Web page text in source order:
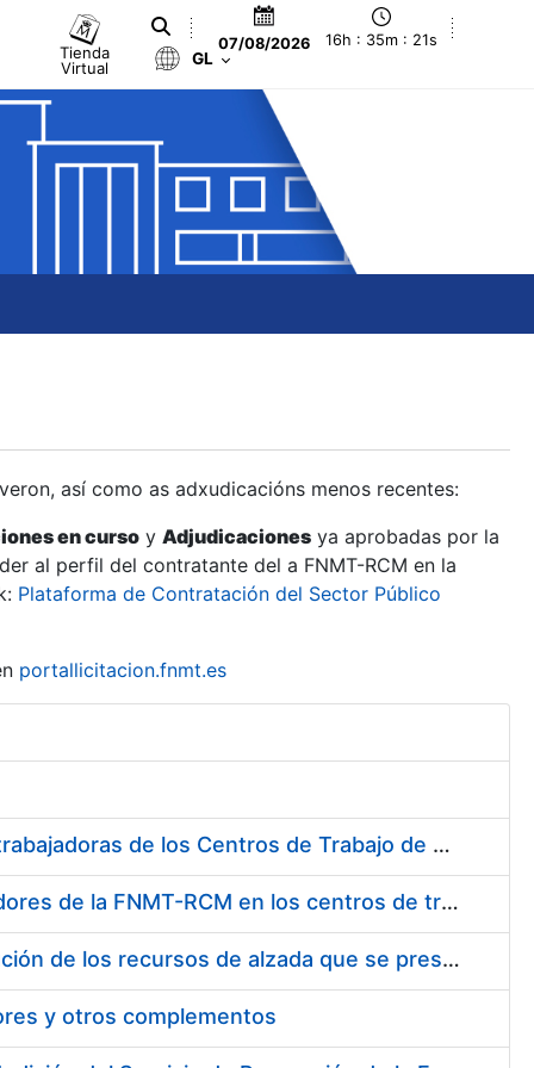
Tienda
Virtual
07/08/2026 16h : 35m : 22s
GL
así como as adxudicacións menos recentes:
en curso y Adjudicaciones ya aprobadas por la
al perfil del contratante del a FNMT-RCM en la
Plataforma de Contratación del Sector Público
portallicitacion.fnmt.es
Suministro de Protectores Auditivos a medida para las personas trabajadoras de los Centros de Trabajo de Madrid y Burgos
Suministro de gafas graduadas antiproyecciones para los trabajadores de la FNMT-RCM en los centros de trabajo de Madrid y Burgos
Servicios de una empresa externa para el asesoramiento y resolución de los recursos de alzada que se presentan relacionados con procesos de selección para la FNMT-RCM
y otros complementos